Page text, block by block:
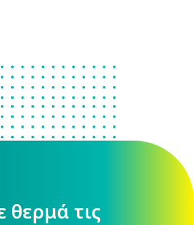
θερμά τις